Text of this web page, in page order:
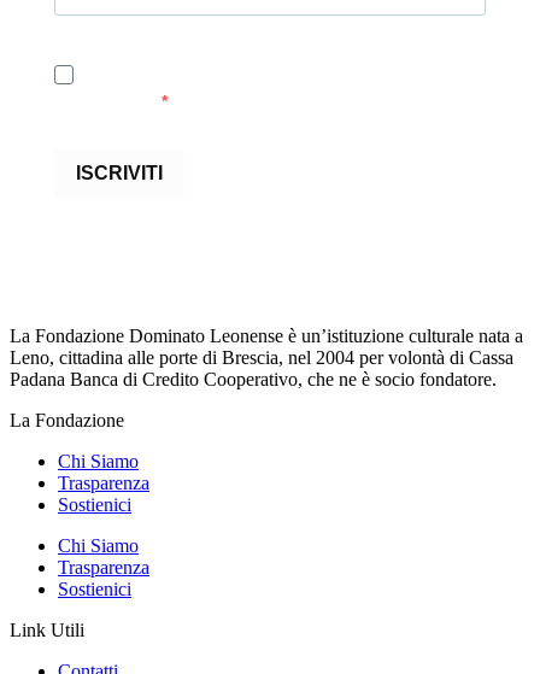
ISCRIVITI
La Fondazione Dominato Leonense è un’istituzione culturale nata a
Leno, cittadina alle porte di Brescia, nel 2004 per volontà di Cassa
Padana Banca di Credito Cooperativo, che ne è socio fondatore.
La Fondazione
Chi Siamo
Trasparenza
Sostienici
Chi Siamo
Trasparenza
Sostienici
Link Utili